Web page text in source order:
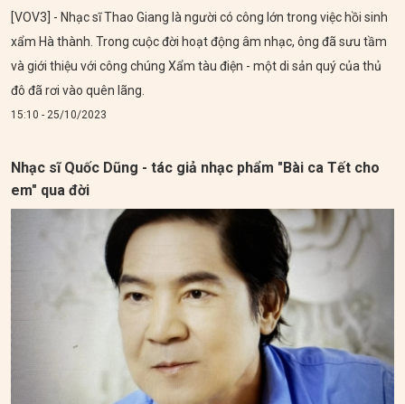
[VOV3] - Nhạc sĩ Thao Giang là người có công lớn trong việc hồi sinh
xẩm Hà thành. Trong cuộc đời hoạt động âm nhạc, ông đã sưu tầm
và giới thiệu với công chúng Xẩm tàu điện - một di sản quý của thủ
đô đã rơi vào quên lãng.
15:10 - 25/10/2023
Nhạc sĩ Quốc Dũng - tác giả nhạc phẩm "Bài ca Tết cho
em" qua đời